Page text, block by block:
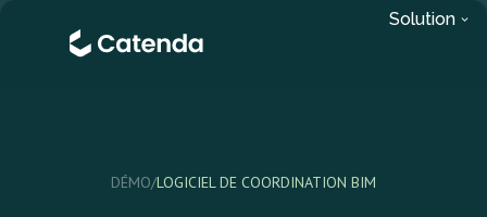
Solution
DÉMO/LOGICIEL DE COORDINATION BIM